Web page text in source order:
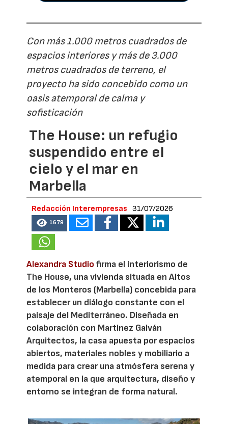
Con más 1.000 metros cuadrados de
espacios interiores y más de 3.000
metros cuadrados de terreno, el
proyecto ha sido concebido como un
oasis atemporal de calma y
sofisticación
The House: un refugio
suspendido entre el
cielo y el mar en
Marbella
Redacción Interempresas 31/07/2026
1679
Alexandra Studio firma el interiorismo de
The House, una vivienda situada en Altos
de los Monteros (Marbella) concebida para
establecer un diálogo constante con el
paisaje del Mediterráneo. Diseñada en
colaboración con Martinez Galván
Arquitectos, la casa apuesta por espacios
abiertos, materiales nobles y mobiliario a
medida para crear una atmósfera serena y
atemporal en la que arquitectura, diseño y
entorno se integran de forma natural.